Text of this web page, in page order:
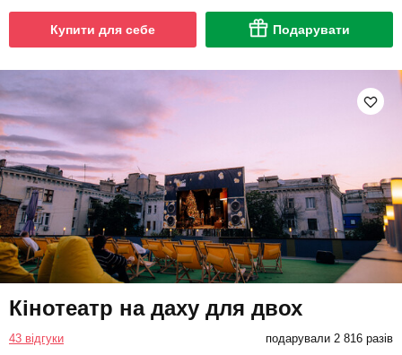
Купити для себе Подарувати
Кінотеатр на даху для двох
43 відгуки подарували 2 816 разів